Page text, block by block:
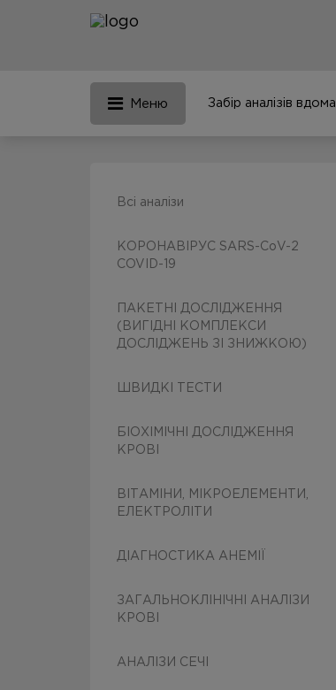
Меню Забір аналізів вдома
Всі аналізи
КОРОНАВІРУС SARS-CoV-2
COVID-19
ПАКЕТНІ ДОСЛІДЖЕННЯ
(ВИГІДНІ КОМПЛЕКСИ
ДОСЛІДЖЕНЬ ЗІ ЗНИЖКОЮ)
ШВИДКІ ТЕСТИ
БІОХІМІЧНІ ДОСЛІДЖЕННЯ
КРОВІ
ВІТАМІНИ, МІКРОЕЛЕМЕНТИ,
ЕЛЕКТРОЛІТИ
ДІАГНОСТИКА АНЕМІЇ
ЗАГАЛЬНОКЛІНІЧНІ АНАЛІЗИ
КРОВІ
АНАЛІЗИ СЕЧІ